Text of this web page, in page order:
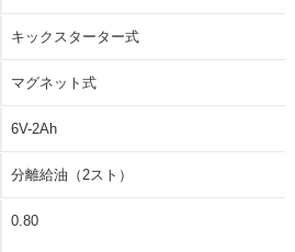
キックスターター式
マグネット式
6V-2Ah
分離給油（2スト）
0.80